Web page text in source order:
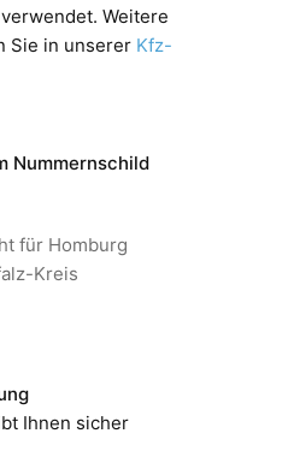
Weitere
Sie in unserer Kfz-
Nummernschild
für Homburg
Kreis
Ihnen sicher